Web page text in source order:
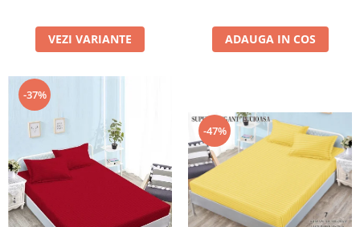
VEZI VARIANTE ADAUGA IN COS
-37%
-47%